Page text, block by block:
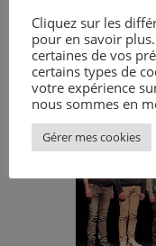
Cliquez sur les
pour en savoir
certaines de vos
certains types de
votre expérience
nous sommes en
Gérer mes cookies